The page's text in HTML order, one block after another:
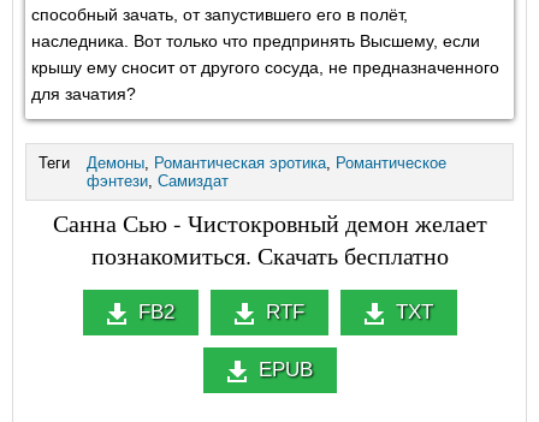
способный зачать, от запустившего его в полёт,
наследника. Вот только что предпринять Высшему, если
крышу ему сносит от другого сосуда, не предназначенного
для зачатия?
Теги Демоны, Романтическая эротика, Романтическое
фэнтези, Самиздат
Санна Сью - Чистокровный демон желает
познакомиться. Скачать бесплатно
FB2 RTF TXT
EPUB